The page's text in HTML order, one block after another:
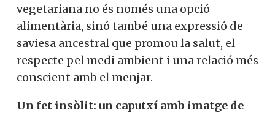
vegetariana no és només una opció
alimentària, sinó també una expressió de
saviesa ancestral que promou la salut, el
respecte pel medi ambient i una relació més
conscient amb el menjar.
Un fet insòlit: un caputxí amb imatge de